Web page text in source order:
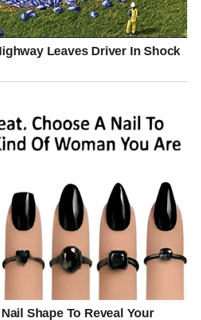
ostvarenje jedne manje, ali
upoznati osobu koja će im uneti
korisne informacije koje će vam
a jedna prilika mogla bi imati